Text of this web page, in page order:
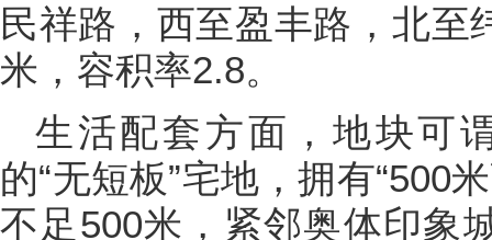
民祥路，西至盈丰路，北至
米，容积率2.8。
生活配套方面，地块可
的“无短板”宅地，拥有
不足500米，紧邻奥体印象